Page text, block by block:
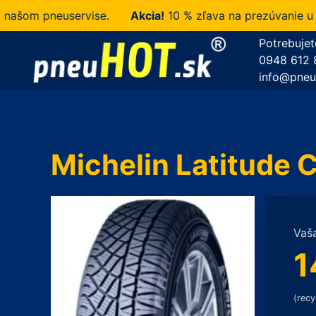
pneuservise. Akcia!10 % zľava na prezúvanie u nás
0948 612
Michelin Latitude